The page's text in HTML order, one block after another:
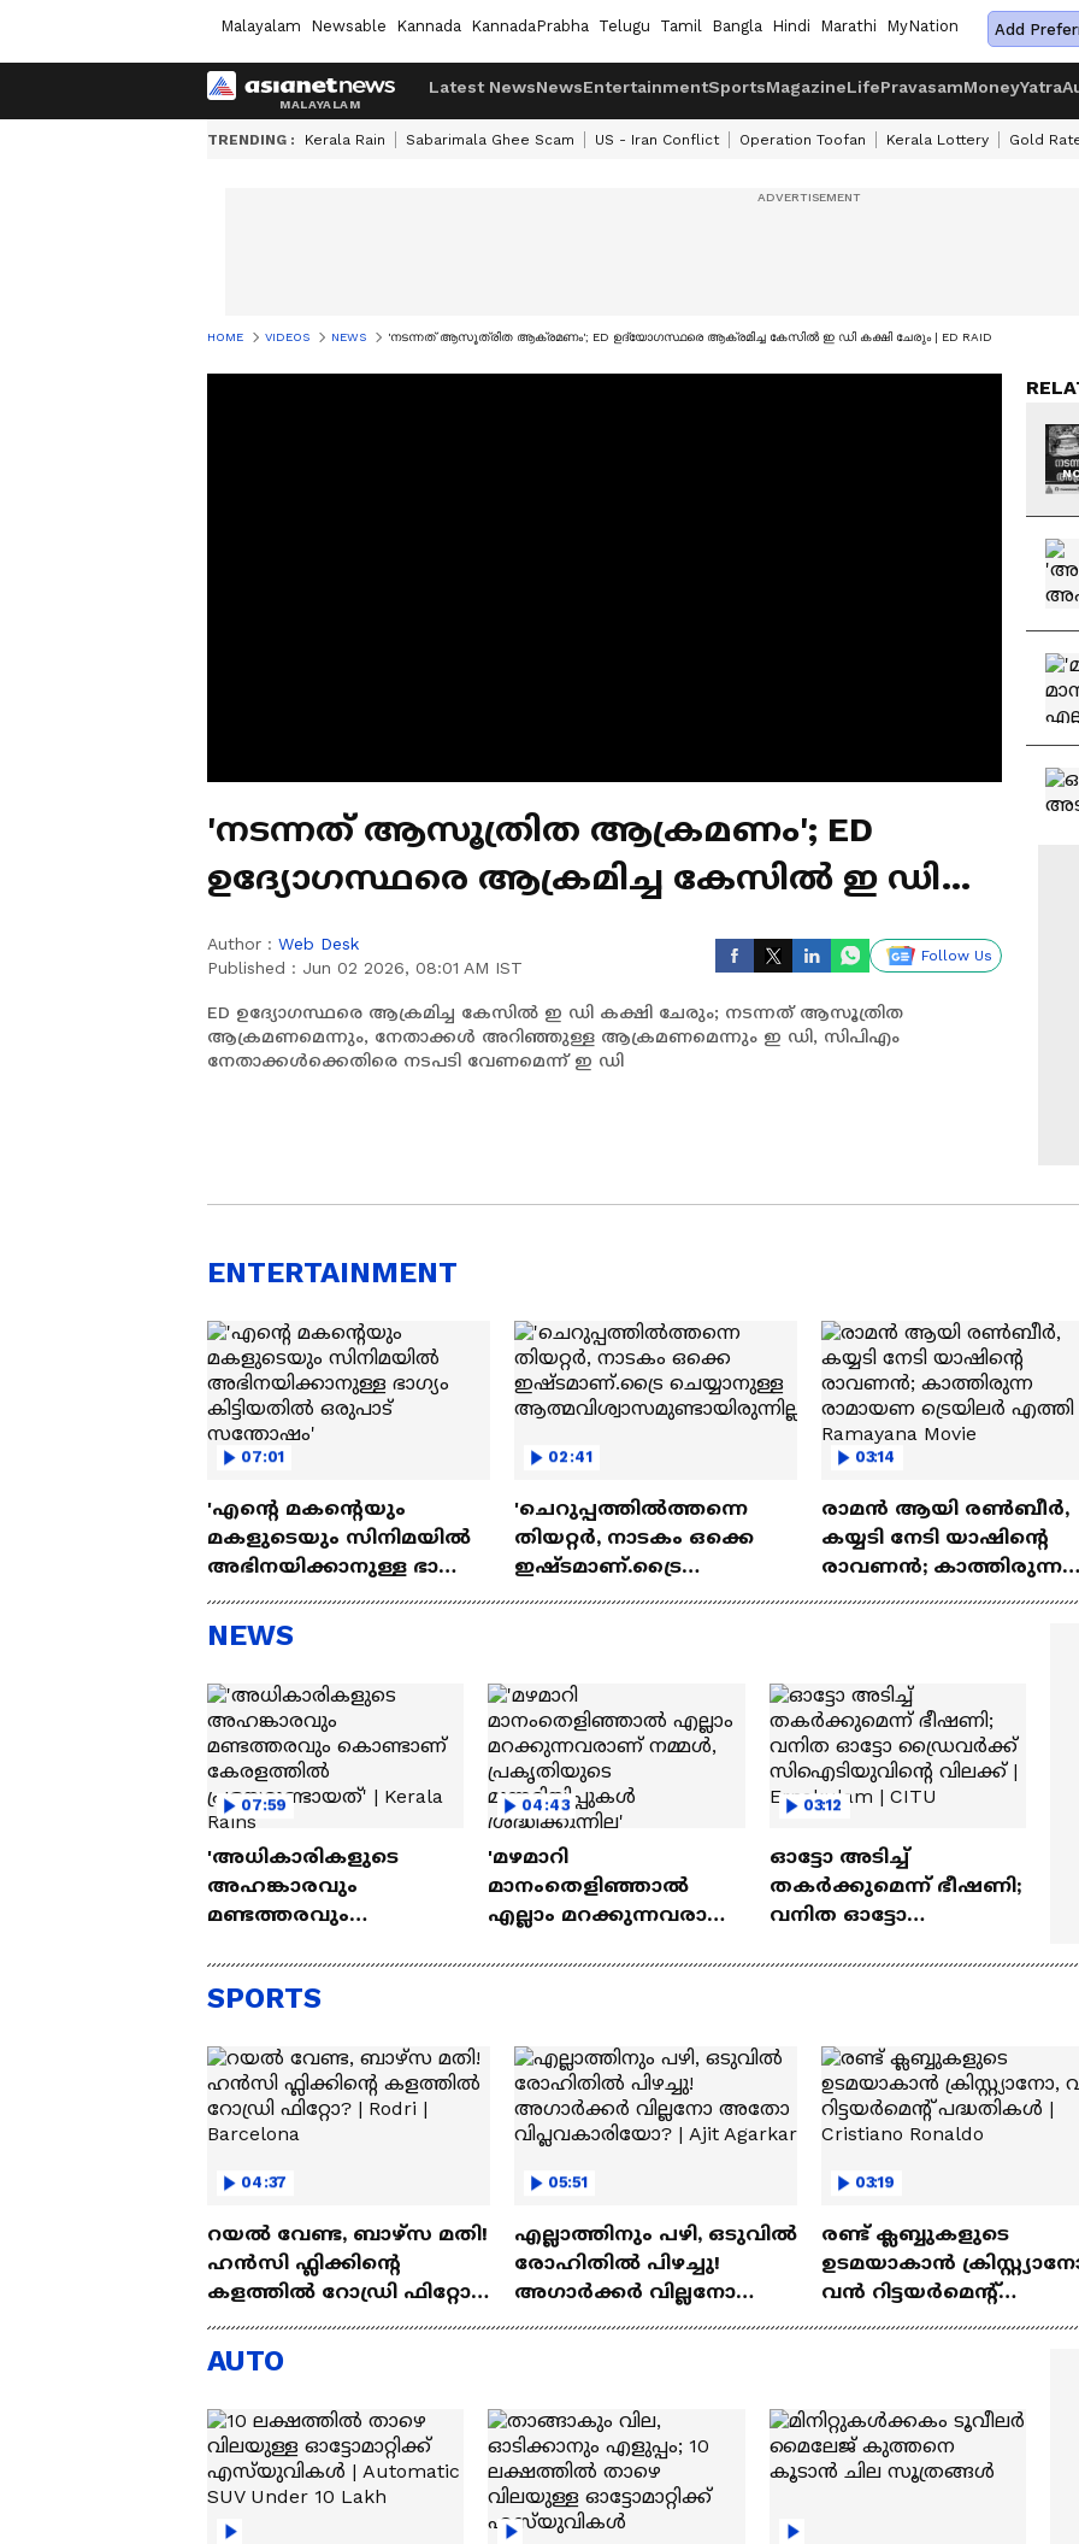
Malayalam Newsable Kannada KannadaPrabha Telugu Tamil Bangla Hindi Marathi MyNation Add
Latest NewsNewsEntertainmentSportsMagazineLifePravasamMoneyYatra
TRENDING : Kerala Rain Sabarimala Ghee Scam US - Iran Conflict Operation Toofan Kerala Lottery Gold
HOME VIDEOS NEWS 'നടന്നത് ആസൂത്രിത ആക്രമണം'; ED ഉദ്യോഗസ്ഥരെ ആക്രമിച്ച കേസിൽ ഇ ഡി കക്ഷി ചേരും | ED RAID
'നടന്നത് ആസൂത്രിത ആക്രമണം'; ED
ഉദ്യോഗസ്ഥരെ ആക്രമിച്ച കേസിൽ ഇ ഡി
Author : Web Desk
Published : Jun 02 2026, 08:01 AM IST
Follow Us
ED ഉദ്യോഗസ്ഥരെ ആക്രമിച്ച കേസിൽ ഇ ഡി കക്ഷി ചേരും; നടന്നത് ആസൂത്രിത
ആക്രമണമെന്നും, നേതാക്കൾ അറിഞ്ഞുള്ള ആക്രമണമെന്നും ഇ ഡി, സിപിഎം
നേതാക്കൾക്കെതിരെ നടപടി വേണമെന്ന് ഇ ഡി
ENTERTAINMENT
07:01
'എന്റെ മകന്റെയും
മകളുടെയും സിനിമയിൽ
അഭിനയിക്കാനുള്ള ഭാഗ്യം
കിട്ടിയതിൽ ഒരുപാട്
സന്തോഷം'
02:41
'ചെറുപ്പത്തിൽത്തന്നെ
തിയറ്റർ, നാടകം ഒക്കെ
ഇഷ്ടമാണ്.ട്രൈ
ചെയ്യാനുള്ള
03:14
രാമന്‍ ആയി രൺബീർ,
കയ്യടി നേടി യാഷിന്റെ
രാവണൻ; കാത്തിരുന്ന
രാമായണ ട്രെയിലർ
NEWS
07:59
'അധികാരികളുടെ
അഹങ്കാരവും
മണ്ടത്തരവും
കേരളത്തിൽ
പ്രളയമുണ്ടായത്' |
04:43
'മഴമാറി
മാനംതെളിഞ്ഞാൽ
എല്ലാം മറക്കുന്നവരാണ്
മുന്നറിയിപ്പുകൾ
03:12
ഓട്ടോ അടിച്ച്
തക‍ർക്കുമെന്ന് ഭീഷണി;
വനിത ഓട്ടോ
സിഐടിയുവിൻ്റെ
SPORTS
04:37
റയല്‍ വേണ്ട, ബാഴ്‌സ മതി!
ഹൻസി ഫ്ലിക്കിന്റെ
കളത്തില്‍ റോഡ്രി ഫിറ്റോ?
| Rodri | Barcelona
05:51
എല്ലാത്തിനും പഴി, ഒടുവില്‍
രോഹിതില്‍ പിഴച്ചു!
അഗാര്‍ക്കർ വില്ലനോ
അതോ വിപ്ലവകാരിയോ? |
03:19
രണ്ട്‌ ക്ലബ്ബുകളുടെ
ഉടമയാകാന്‍
വന്‍ റിട്ടയര്‍മെന്റ്‌
പദ്ധതികള്‍ | Cristiano
AUTO